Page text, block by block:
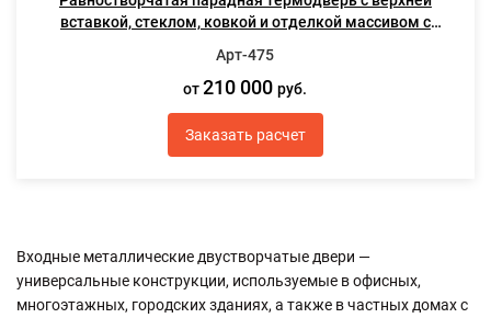
вставкой, стеклом, ковкой и отделкой массивом с
Арт-475
от210 000руб.
Заказать расчет
Входные металлические двустворчатые двери —
универсальные конструкции, используемые в офисных,
многоэтажных, городских зданиях, а также в частных домах с